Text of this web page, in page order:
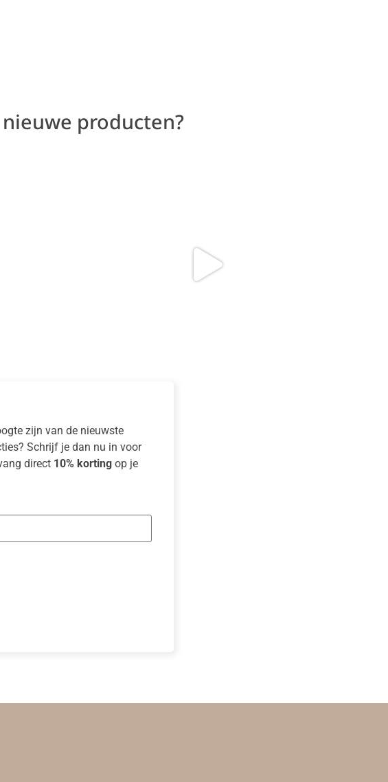
producten?
zijn van de nieuwste
Schrijf je dan nu in voor
direct 10% kortingop je